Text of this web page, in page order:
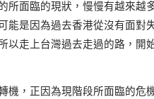
所面臨的現狀，慢慢有越來越
能是因為過去香港從沒有面對
以走上台灣過去走過的路，開
機，正因為現階段所面臨的危